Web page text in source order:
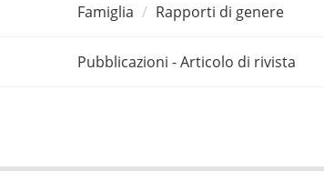
Famiglia Rapporti di genere
Pubblicazioni - Articolo di rivista